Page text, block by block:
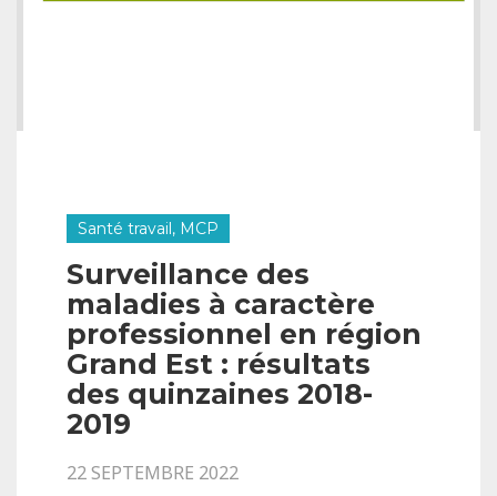
Santé travail, MCP
Surveillance des
maladies à caractère
professionnel en région
Grand Est : résultats
des quinzaines 2018-
2019
22 SEPTEMBRE 2022